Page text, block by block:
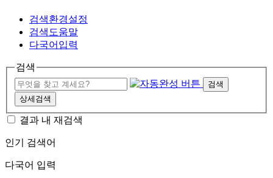
검색환경설정
검색도움말
다국어입력
검색
검색
상세검색
결과 내 재검색
인기 검색어
다국어 입력